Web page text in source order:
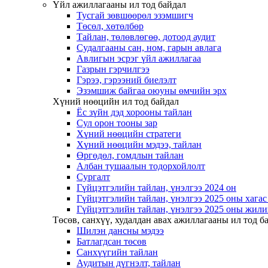
Үйл ажиллагааны ил тод байдал
Тусгай зөвшөөрөл эзэмшигч
Төсөл, хөтөлбөр
Тайлан, төлөвлөгөө, дотоод аудит
Судалгааны сан, ном, гарын авлага
Авлигын эсрэг үйл ажиллагаа
Газрын гэрчилгээ
Гэрээ, гэрээний биелэлт
Эзэмшиж байгаа оюуны өмчийн эрх
Хүний нөөцийн ил тод байдал
Ёс зүйн дэд хорооны тайлан
Сул орон тооны зар
Хүний нөөцийн стратеги
Хүний нөөцийн мэдээ, тайлан
Өргөдөл, гомдлын тайлан
Албан тушаалын тодорхойлолт
Сургалт
Гүйцэтгэлийн тайлан, үнэлгээ 2024 он
Гүйцэтгэлийн тайлан, үнэлгээ 2025 оны
Гүйцэтгэлийн тайлан, үнэлгээ 2025 оны
Төсөв, санхүү, худалдан авах ажиллагааны ил тод
Шилэн дансны мэдээ
Батлагдсан төсөв
Санхүүгийн тайлан
Аудитын дүгнэлт, тайлан